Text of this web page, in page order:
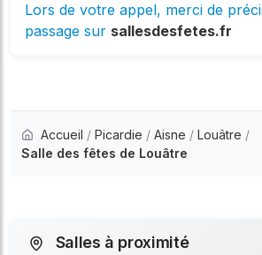
Lors de votre appel, merci de
passage sur sallesdesfetes.fr
Accueil / Picardie / Aisne / Louâtre /
Salle des fêtes de Louâtre
Salles à proximité